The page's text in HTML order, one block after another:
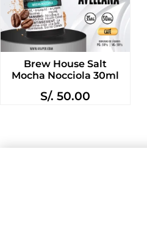
Brew House Salt
Mocha Nocciola 30ml
S/. 50.00